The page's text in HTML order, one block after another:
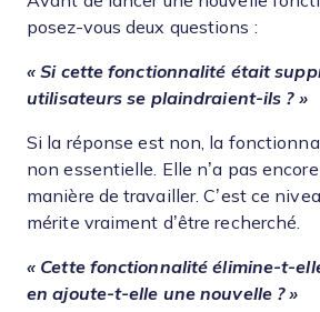
posez-vous deux questions :
« Si cette fonctionnalité était
utilisateurs se plaindraient-ils ? »
Si la réponse est non, la
non essentielle. Elle n’a pas
manière de travailler. C’est ce
mérite vraiment d’être recherché.
« Cette fonctionnalité élimine-t-
en ajoute-t-elle une nouvelle ? »